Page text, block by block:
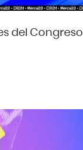
del Congreso